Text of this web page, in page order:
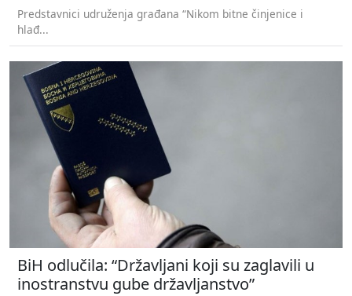
Predstavnici udruženja građana “Nikom bitne činjenice i
hlađ...
BiH odlučila: “Državljani koji su zaglavili u
inostranstvu gube državljanstvo”